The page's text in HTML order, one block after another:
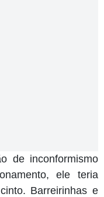
de inconformismo
ele teria
Barreirinhas e